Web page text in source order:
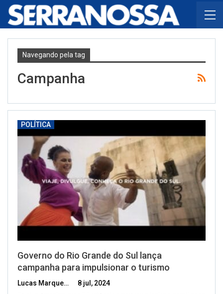
Navegando pela tag
Campanha
POLÍTICA
Governo do Rio Grande do Sul lança
campanha para impulsionar o turismo
Lucas Marques 8 jul, 2024